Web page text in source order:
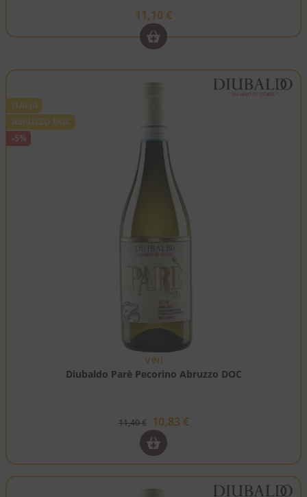
11,10 €
ITALIA
ABRUZZO DOC
-5%
VINI
Diubaldo Parè Pecorino Abruzzo DOC
11,40€ 10,83 €